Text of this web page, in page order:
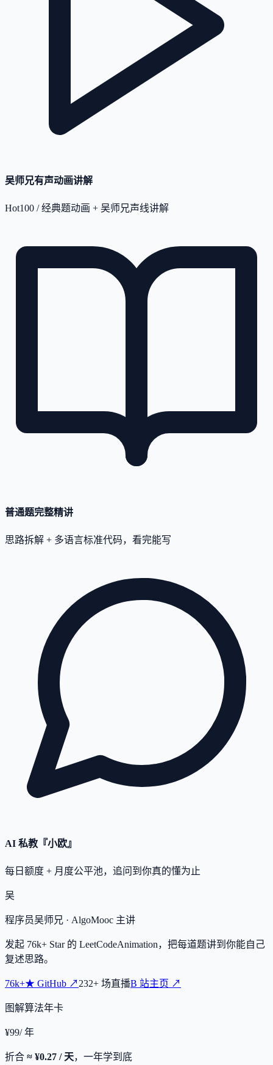
吴师兄有声动画讲解
Hot100 / 经典题动画 + 吴师兄声线讲解
普通题完整精讲
思路拆解 + 多语言标准代码，看完能写
AI 私教『小欧』
每日额度 + 月度公平池，追问到你真的懂为止
吴
程序员吴师兄 · AlgoMooc 主讲
发起 76k+ Star 的 LeetCodeAnimation，把每道题讲到你能自己
复述思路。
76k+★ GitHub ↗232+ 场直播B 站主页 ↗
图解算法年卡
¥99/ 年
折合 ≈ ¥0.27 / 天，一年学到底